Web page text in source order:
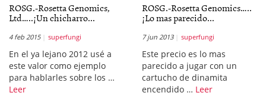
ROSG.-Rosetta Genomics,
Ltd…..¡Un chicharro...
4 feb 2015 superfungi
En el ya lejano 2012 usé a
este valor como ejemplo
para hablarles sobre los …
Leer
ROSG.-Rosetta Genomics…..
¡Lo mas parecido...
7 jun 2013 superfungi
Este precio es lo mas
parecido a jugar con un
cartucho de dinamita
encendido … Leer